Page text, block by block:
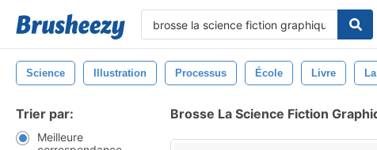
Science Illustration Processus École Livre
Trier par:
Meilleure
Brosse La Science Fiction